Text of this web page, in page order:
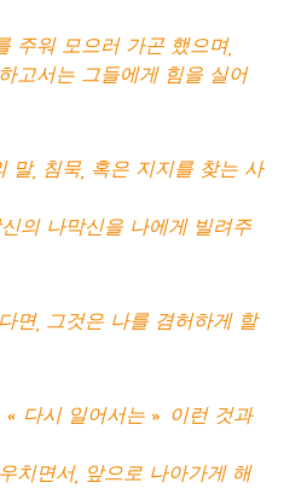
주워 모으러 가곤 했으며,
고서는 그들에게 힘을 실어
말, 침묵, 혹은 지지를 찾는 사
의 나막신을 나에게 빌려주
면, 그것은 나를 겸허하게 할
« 다시 일어서는 » 이런 것과
치면서, 앞으로 나아가게 해